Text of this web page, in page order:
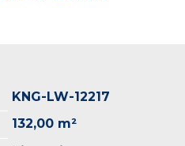
KNG-LW-12217
132,00 m²